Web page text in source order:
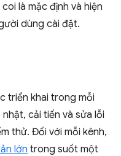
là mặc định và hiện
dùng cài đặt.
triển khai trong mỗi
cải tiến và sửa lỗi
thử. Đối với mỗi kênh,
lớn trong suốt một